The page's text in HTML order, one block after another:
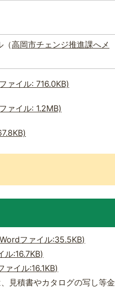
（高岡市チェンジ推進課へメ
ァイル: 716.0KB)
ァイル: 1.2MB)
ファイル:35.5KB)
ル:16.7KB)
イル:16.1KB)
見積書やカタログの写し等金